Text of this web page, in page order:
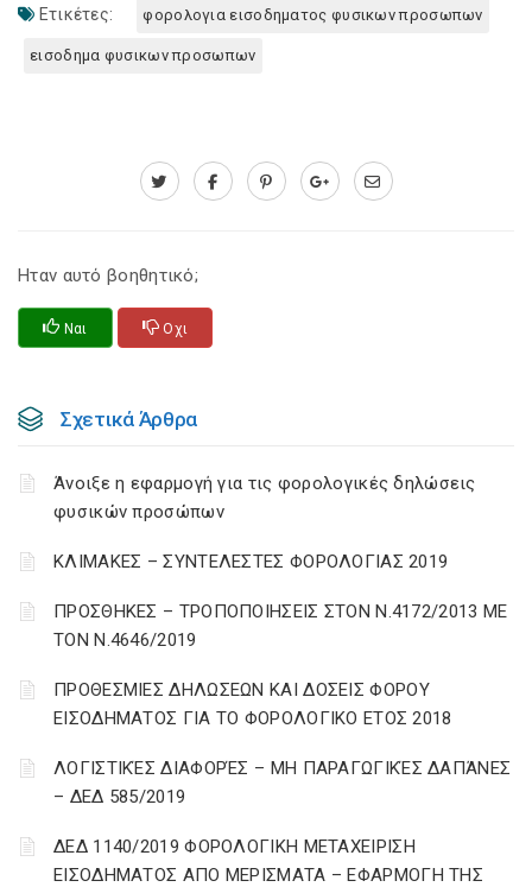
Ετικέτες: φορολογια εισοδηματος φυσικων προσωπων
εισοδημα φυσικων προσωπων
Ηταν αυτό βοηθητικό;
Ναι Οχι
Σχετικά Άρθρα
Άνοιξε η εφαρμογή για τις φορολογικές δηλώσεις
φυσικών προσώπων
ΚΛΙΜΑΚΕΣ – ΣΥΝΤΕΛΕΣΤΕΣ ΦΟΡΟΛΟΓΙΑΣ 2019
ΠΡΟΣΘΗΚΕΣ – ΤΡΟΠΟΠΟΙΗΣΕΙΣ ΣΤΟΝ Ν.4172/2013 ΜΕ
ΤΟΝ Ν.4646/2019
ΠΡΟΘΕΣΜΙΕΣ ΔΗΛΩΣΕΩΝ ΚΑΙ ΔΟΣΕΙΣ ΦΟΡΟΥ
ΕΙΣΟΔΗΜΑΤΟΣ ΓΙΑ ΤΟ ΦΟΡΟΛΟΓΙΚΟ ΕΤΟΣ 2018
ΛΟΓΙΣΤΙΚΈΣ ΔΙΑΦΟΡΈΣ – ΜΗ ΠΑΡΑΓΩΓΙΚΈΣ ΔΑΠΆΝΕΣ
– ΔΕΔ 585/2019
ΔΕΔ 1140/2019 ΦΟΡΟΛΟΓΙΚΗ ΜΕΤΑΧΕΙΡΙΣΗ
ΕΙΣΟΔΗΜΑΤΟΣ ΑΠΟ ΜΕΡΙΣΜΑΤΑ – ΕΦΑΡΜΟΓΗ ΤΗΣ